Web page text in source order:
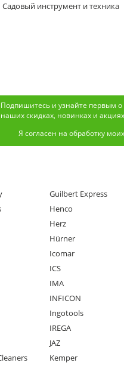
Садовый инструмент и техника
Подпишитесь и узнайте первым о
наших скидках, новинках и
Я согласен на обработку моих
Guilbert Express
Henco
Herz
Hürner
Icomar
ICS
IMA
INFICON
Ingotools
IREGA
JAZ
Kemper